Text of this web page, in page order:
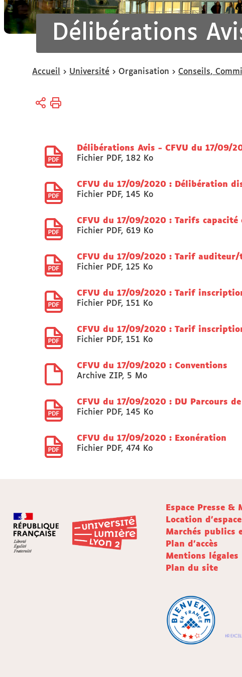
Délibérations
Vous
ici :
Accueil Université Organisation Conseils,
Délibérations Avis - CFVU du 17/09/
Fichier PDF, 182 Ko
CFVU du 17/09/2020 : Délibération
Fichier PDF, 145 Ko
CFVU du 17/09/2020 : Tarifs
Fichier PDF, 619 Ko
CFVU du 17/09/2020 : Tarif
Fichier PDF, 125 Ko
CFVU du 17/09/2020 : Tarif
Fichier PDF, 151 Ko
CFVU du 17/09/2020 : Tarif
Fichier PDF, 151 Ko
CFVU du 17/09/2020 : Conventions
Archive ZIP, 5 Mo
CFVU du 17/09/2020 : DU Parcours
Fichier PDF, 145 Ko
CFVU du 17/09/2020 : Exonération
Fichier PDF, 474 Ko
Espace Presse &
Location
Marchés publics
Plan d'accès
Mentions légales
Plan du site